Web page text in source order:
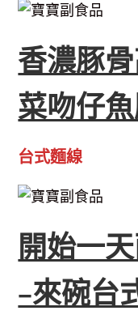
香濃豚
菜吻仔
台式麵線
開始一
–來碗台